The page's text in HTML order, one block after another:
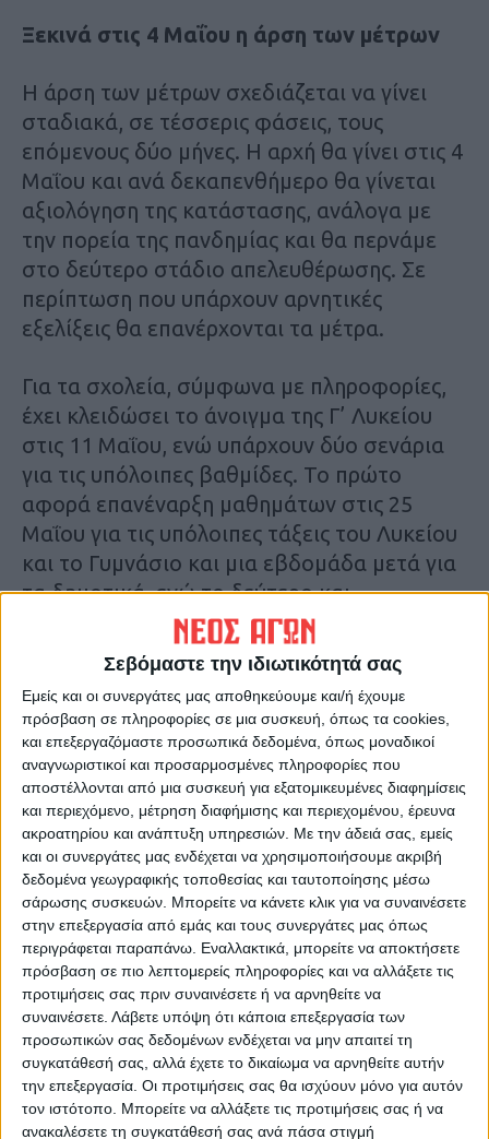
Σεβόμαστε την ιδιωτικότητά σας
Εμείς και οι συνεργάτες μας αποθηκεύουμε και/ή έχουμε
πρόσβαση σε πληροφορίες σε μια συσκευή, όπως τα cookies,
και επεξεργαζόμαστε προσωπικά δεδομένα, όπως μοναδικοί
αναγνωριστικοί και προσαρμοσμένες πληροφορίες που
αποστέλλονται από μια συσκευή για εξατομικευμένες διαφημίσεις
και περιεχόμενο, μέτρηση διαφήμισης και περιεχομένου, έρευνα
ακροατηρίου και ανάπτυξη υπηρεσιών. Με την άδειά σας, εμείς
και οι συνεργάτες μας ενδέχεται να χρησιμοποιήσουμε ακριβή
δεδομένα γεωγραφικής τοποθεσίας και ταυτοποίησης μέσω
σάρωσης συσκευών. Μπορείτε να κάνετε κλικ για να συναινέσετε
στην επεξεργασία από εμάς και τους συνεργάτες μας όπως
περιγράφεται παραπάνω. Εναλλακτικά, μπορείτε να αποκτήσετε
πρόσβαση σε πιο λεπτομερείς πληροφορίες και να αλλάξετε τις
προτιμήσεις σας πριν συναινέσετε ή να αρνηθείτε να
συναινέσετε. Λάβετε υπόψη ότι κάποια επεξεργασία των
προσωπικών σας δεδομένων ενδέχεται να μην απαιτεί τη
συγκατάθεσή σας, αλλά έχετε το δικαίωμα να αρνηθείτε αυτήν
την επεξεργασία. Οι προτιμήσεις σας θα ισχύουν μόνο για αυτόν
τον ιστότοπο. Μπορείτε να αλλάξετε τις προτιμήσεις σας ή να
ανακαλέσετε τη συγκατάθεσή σας ανά πάσα στιγμή
Ξεκινά στις 4 Μαΐου η άρση των μέτρων
Η άρση των μέτρων σχεδιάζεται να γίνει
σταδιακά, σε τέσσερις φάσεις, τους
επόμενους δύο μήνες. Η αρχή θα γίνει στις 4
Μαΐου και ανά δεκαπενθήμερο θα γίνεται
αξιολόγηση της κατάστασης, ανάλογα με
την πορεία της πανδημίας και θα περνάμε
στο δεύτερο στάδιο απελευθέρωσης. Σε
περίπτωση που υπάρχουν αρνητικές
εξελίξεις θα επανέρχονται τα μέτρα.
Για τα σχολεία, σύμφωνα με πληροφορίες,
έχει κλειδώσει το άνοιγμα της Γ’ Λυκείου
στις 11 Μαΐου, ενώ υπάρχουν δύο σενάρια
για τις υπόλοιπες βαθμίδες. Το πρώτο
αφορά επανέναρξη μαθημάτων στις 25
Μαΐου για τις υπόλοιπες τάξεις του Λυκείου
και το Γυμνάσιο και μια εβδομάδα μετά για
τα δημοτικά, ενώ το δεύτερο και
επικρατέστερο, προβλέπει άνοιγμα όλων
των σχολείων την 1η Ιουνίου και παράταση
του σχολικού κατά τρεις εβδομάδες.
Στο πρώτο κύμα άρσης των περιορισμών,
στις 4 Μαΐου, ανοίγουν τα εμπορικά
καταστήματα και το λιανεμπόριο μαζί με
κομμωτήρια και κέντρα αισθητικής. Η
επαναλειτουργία των πολυκαταστημάτων
μετατίθεται για το τέλος του μήνα.
Παράλληλα αναμένεται να απελευθερωθούν
οι μετακινήσεις των πολιτών σε όλη την
επικράτεια, με εξαίρεση την μετάβαση στα
νησιά. Αυτό συνεπάγεται και την κατάργηση
της υποχρέωσης αποστολής sms.
Κορωνοϊός: Τι θα γίνει με τις αθλητικές
δραστηριότητες